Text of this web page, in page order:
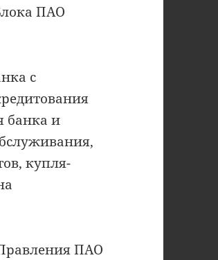
ПАО
с
банка и
купля-
ПАО